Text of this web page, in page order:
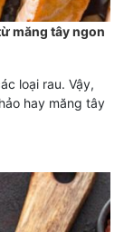
măng tây ngon
loại rau. Vậy,
hay măng tây